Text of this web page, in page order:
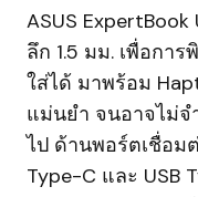
ASUS
ลึก 1.5 มม. เพื่อกา
ใส่ได้ มาพร้อม
แม่นยำ จนอาจไม่จ
ไป ด้านพอร์ตเชื่อม
Type-C และ USB